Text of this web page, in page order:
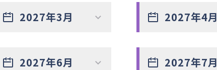
2027年3月 2027年4月
2027年6月 2027年7月